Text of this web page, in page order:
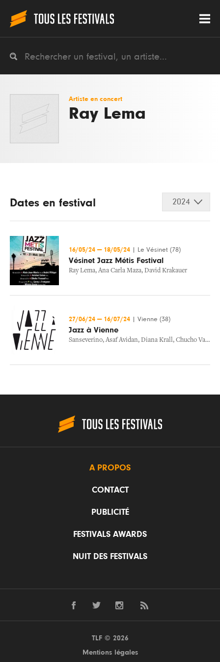
Artiste en concert
Ray Lema
Dates en festival 2024
16/05/24 — 18/05/24 Le Vésinet (78)
Vésinet Jazz Métis Festival
Ray Lema, Ana Carla Maza, David Krakauer
27/06/24 — 16/07/24 Vienne (38)
Jazz à Vienne
Sanseverino, Asaf Avidan, Diana Krall, Chucho Valdes
A PROPOS
CONTACT
PUBLICITÉ
FESTIVALS AWARDS
NUIT DES FESTIVALS
TLF © 2026
Mentions légales